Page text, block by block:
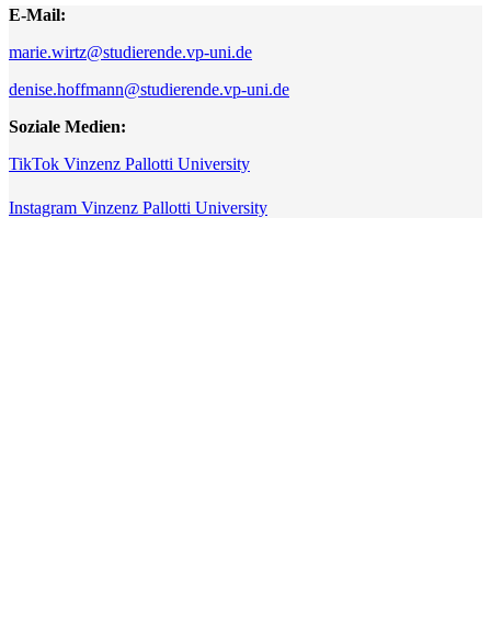
E-Mail:
marie.wirtz@studierende.vp-uni.de
denise.hoffmann@studierende.vp-uni.de
Soziale Medien:
TikTok Vinzenz Pallotti University
Instagram Vinzenz Pallotti University